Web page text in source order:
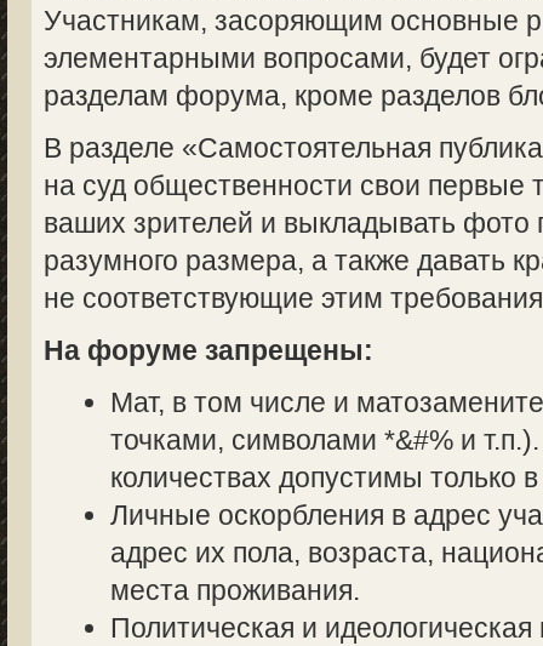
Участникам, засоряющим основные
элементарными вопросами, будет
разделам форума, кроме разделов
В разделе «Самостоятельная
на суд общественности свои первые
ваших зрителей и выкладывать фото
разумного размера, а также давать
не соответствующие этим
На форуме запрещены:
Мат, в том числе и
точками, символами *&#% и
количествах допустимы только
Личные оскорбления в адрес
адрес их пола, возраста,
места проживания.
Политическая и